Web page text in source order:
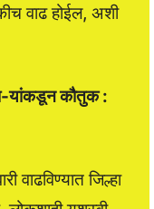
वाढ होईल, अशी
यांकडून कौतुक :
वाढविण्यात जिल्हा